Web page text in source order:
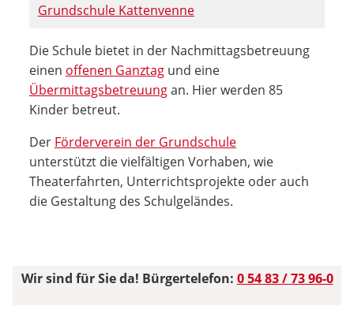
Grundschule Kattenvenne
Die Schule bietet in der Nachmittagsbetreuung
einen offenen Ganztagund eine
Übermittagsbetreuungan. Hier werden 85
Kinder betreut.
Der Förderverein der Grundschule
unterstützt die vielfältigen Vorhaben, wie
Theaterfahrten, Unterrichtsprojekte oder auch
die Gestaltung des Schulgeländes.
Wir sind für Sie da! Bürgertelefon: 0 54 83 / 73 96-0